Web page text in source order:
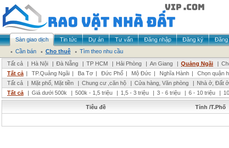
Sàn giao dịch Tin tức Dự án Tư vấn Đăng nhập Đăng ký
Đăng
Cần bán
Cho thuê
Tìm theo nhu cầu
Tất cả
| Hà Nội | Đà Nẵng | TP HCM | Hải Phòng | An Giang | Quảng Ngãi |
Tất cả | TP.Quảng Ngãi | Ba Tơ | Đức Phổ | Mộ Đức | Nghĩa Hành |
Chọn quận
Tất cả
| Mặt phố, Mặt tiền | Chung cư ,căn hộ | Cửa hàng, Văn phòng | Nhà ở, Đất ở
Tất cả
| Giá dưới 500k | 500k - 1,5 triệu | 1,5 - 3 triệu | 3 - 6 triệu | 6 - 10 triệu |
Tiêu đề Tỉnh /T.Phố